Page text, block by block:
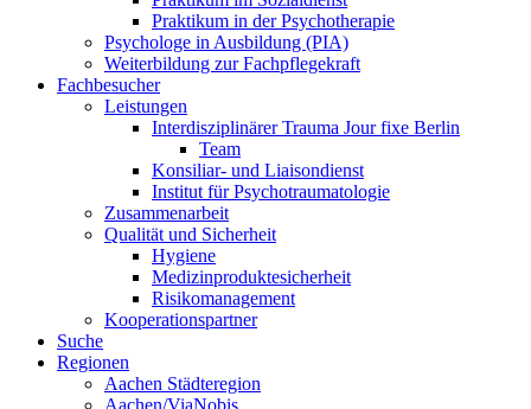
Praktikum in der Psychotherapie
Psychologe in Ausbildung (PIA)
Weiterbildung zur Fachpflegekraft
Fachbesucher
Leistungen
Interdisziplinärer Trauma Jour fixe Berlin
Team
Konsiliar- und Liaisondienst
Institut für Psychotraumatologie
Zusammenarbeit
Qualität und Sicherheit
Hygiene
Medizinproduktesicherheit
Risikomanagement
Kooperationspartner
Suche
Regionen
Aachen Städteregion
Aachen/ViaNobis